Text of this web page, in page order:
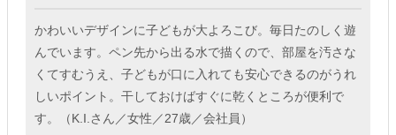
かわいいデザインに子どもが大よろこび。毎日たのしく遊
んでいます。ペン先から出る水で描くので、部屋を汚さな
くてすむうえ、子どもが口に入れても安心できるのがうれ
しいポイント。干しておけばすぐに乾くところが便利で
す。（K.I.さん／女性／27歳／会社員）